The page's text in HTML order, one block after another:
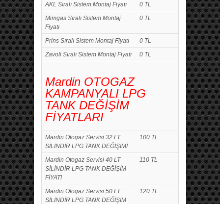
AKL Sıralı Sistem Montaj Fiyatı
0 TL
Mimgas Sıralı Sistem Montaj
Fiyatı
0 TL
Prins Sıralı Sistem Montaj Fiyatı
0 TL
Zavoli Sıralı Sistem Montaj Fiyatı
0 TL
Mardin OTOGAZ
KAMPANYALI LPG
TANK DEĞİŞİM
FİYATLARI
Mardin Otogaz Servisi 32 LT
SİLİNDİR LPG TANK DEĞİŞİMİ
100 TL
Mardin Otogaz Servisi 40 LT
SİLİNDİR LPG TANK DEĞİŞİM
FİYATI
110 TL
Mardin Otogaz Servisi 50 LT
SİLİNDİR LPG TANK DEĞİŞİM
120 TL